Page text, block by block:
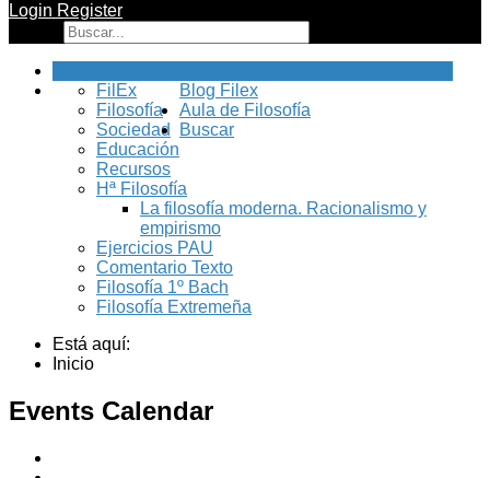
Login Register
Blog Filex
FilEx
Filosofía
Sociedad
Educación
Recursos
Aula de Filosofía
Hª Filosofía
La filosofía moderna. Racionalismo y
empirismo
Ejercicios PAU
Comentario Texto
Filosofía 1º Bach
Filosofía Extremeña
Buscar
Está aquí:
Inicio
Events Calendar